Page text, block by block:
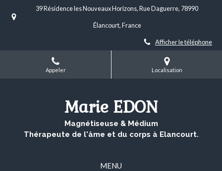
39 Résidence les Nouveaux Horizons, Rue Daguerre, 78990
Élancourt, France
Afficher le téléphone
Appeler Localisation
Marie EDON
Magnétiseuse & Médium
Thérapeute de l'âme et du corps à Elancourt.
MENU